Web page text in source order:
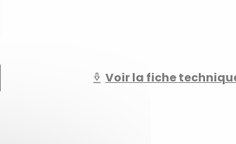
Voir la fiche